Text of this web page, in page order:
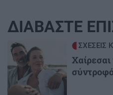
ΔΙΑΒΑΣΤΕ
Image ΣΧΕΣΕΙΣ